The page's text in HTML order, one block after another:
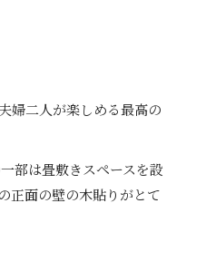
婦二人が楽しめる最高の
部は畳敷きスペースを設
正面の壁の木貼りがとて